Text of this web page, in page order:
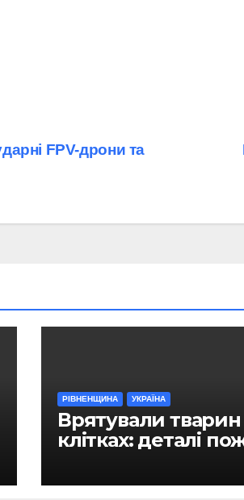
FPV-дрони та
РІВНЕНЩИНА УКРАЇНА
Врятували тварин
клітках: деталі